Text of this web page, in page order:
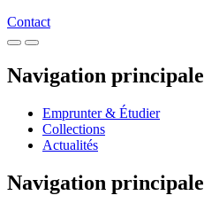
Contact
Navigation principale
Emprunter & Étudier
Collections
Actualités
Navigation principale